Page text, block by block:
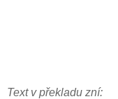
Text v překladu zní: